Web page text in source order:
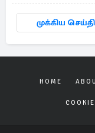
முக்கிய
HOME